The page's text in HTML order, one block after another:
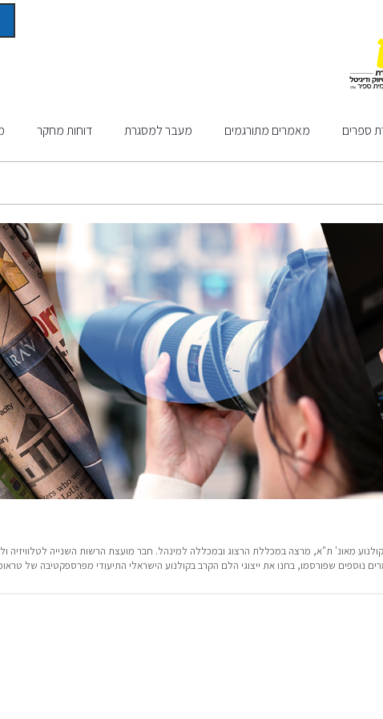
ספרים מאמרים מתורגמים מעבר למסגרת דוחות מחקר
מאונ' ת"א, מרצה במכללת הרצוג ובמכללה למינהל. חבר מועצת הרשות השנייה לטלוויזיה
נוספים שפורסמו, בחנו את ייצוגי הלם הקרב בקולנוע הישראלי התיעודי מפרספקטיבה של